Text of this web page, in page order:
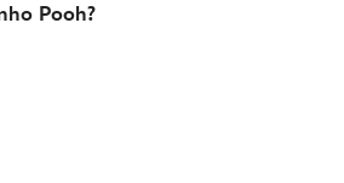
Pooh?